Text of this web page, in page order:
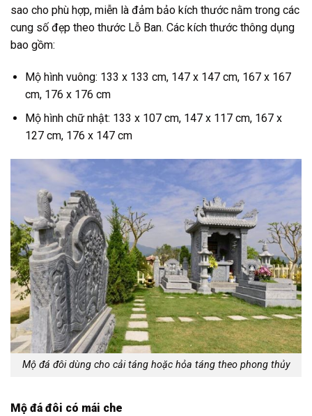
sao cho phù hợp, miễn là đảm bảo kích thước nằm trong các
cung số đẹp theo thước Lỗ Ban. Các kích thước thông dụng
bao gồm:
Mộ hình vuông: 133 x 133 cm, 147 x 147 cm, 167 x 167
cm, 176 x 176 cm
Mộ hình chữ nhật: 133 x 107 cm, 147 x 117 cm, 167 x
127 cm, 176 x 147 cm
Mộ đá đôi dùng cho cải táng hoặc hỏa táng theo phong thủy
Mộ đá đôi có mái che